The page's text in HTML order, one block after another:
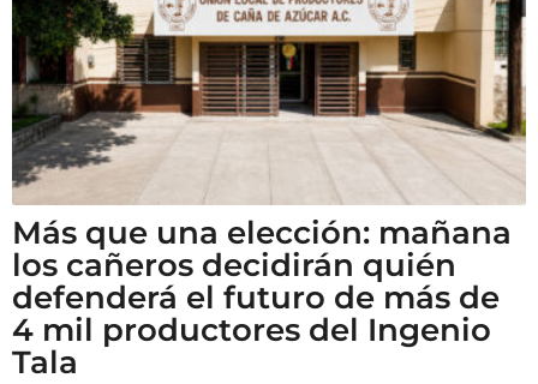
Más que una elección: mañana
los cañeros decidirán quién
defenderá el futuro de más de
4 mil productores del Ingenio
Tala